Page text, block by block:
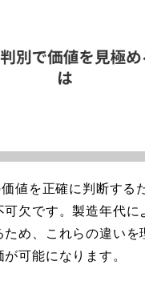
値を正確に判断する
可欠です。製造年代に
め、これらの違いを
可能になります。